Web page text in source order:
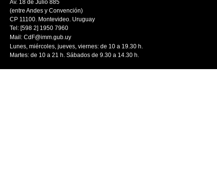
Av. 18 de Julio 885
(entre Andes y Convención)
CP 11100. Montevideo. Uruguay
Tel: [598 2] 1950 7960
Mail: CdF@imm.gub.uy
Lunes, miércoles, jueves, viernes: de 10 a 19.30 h.
Martes: de 10 a 21 h. Sábados de 9.30 a 14.30 h.